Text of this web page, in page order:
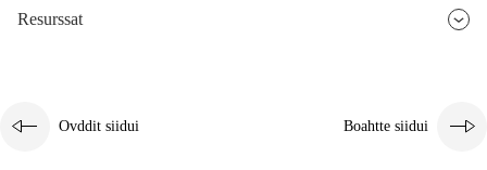
Resurssat
Ovddit siidui Boahtte siidui